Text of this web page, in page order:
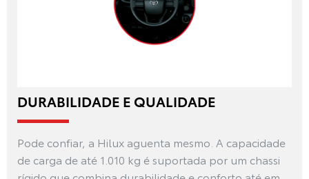
DURABILIDADE E QUALIDADE
Pode confiar, a Hilux aguenta mesmo. A capacidade
de carga de até 1.010 kg é suportada por um chassi